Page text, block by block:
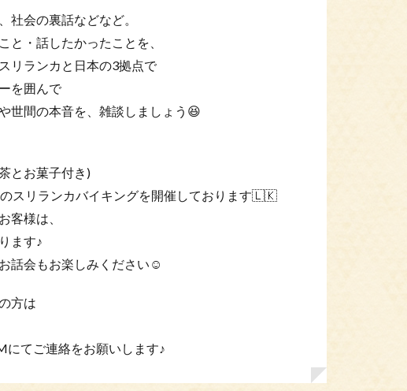
社会の裏話などなど。
と・話したかったことを、
リランカと日本の3拠点で
を囲んで
世間の本音を、雑談しましょう😆
とお菓子付き)
スリランカバイキングを開催しております🇱🇰
客様は、
ます♪
話会もお楽しみください☺️
方は
にてご連絡をお願いします♪